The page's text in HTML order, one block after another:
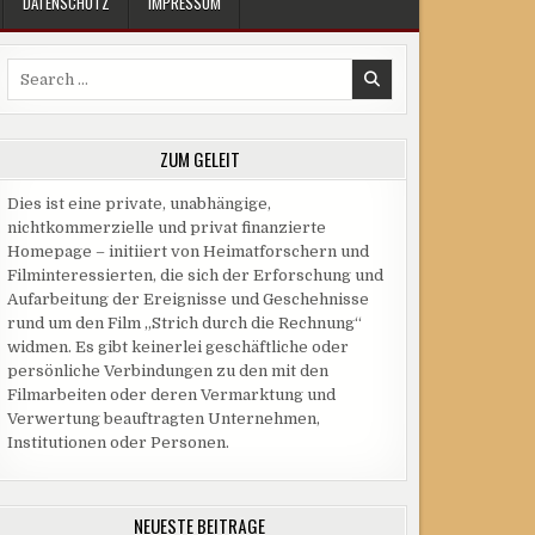
ZUM GELEIT
Dies ist eine private, unabhängige,
nichtkommerzielle und privat finanzierte
Homepage – initiiert von Heimatforschern und
Filminteressierten, die sich der Erforschung und
Aufarbeitung der Ereignisse und Geschehnisse
rund um den Film „Strich durch die Rechnung“
widmen. Es gibt keinerlei geschäftliche oder
persönliche Verbindungen zu den mit den
Filmarbeiten oder deren Vermarktung und
Verwertung beauftragten Unternehmen,
Institutionen oder Personen.
NEUESTE BEITRÄGE